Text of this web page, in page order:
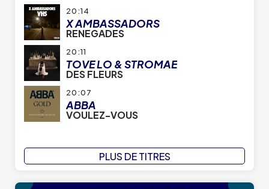
20:14
X AMBASSADORS
RENEGADES
20:11
TOVE LO & STROMAE
DES FLEURS
20:07
ABBA
VOULEZ-VOUS
PLUS DE TITRES